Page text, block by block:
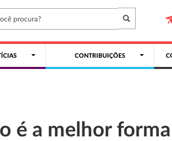
CONTRIBUIÇÕES
é a melhor forma